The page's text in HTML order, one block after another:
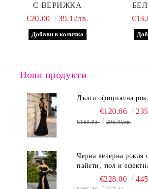
С ВЕРИЖКА
€20.00
39.12лв.
Нови продукти
Дълга официална
€120.66
€150.83 295.00лв.
Черна вечерна рокля
пайети, тюл и
€228.00